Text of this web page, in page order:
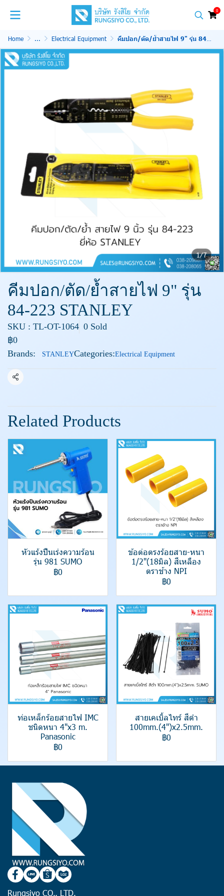
0
Home ... Electrical Equipment คีมปอก/ตัด/ย้ำสายไฟ 9" รุ่น 84-223 STANLEY
1/7
คีมปอก/ตัด/ย้ำสายไฟ 9" รุ่น
84-223 STANLEY
SKU : TL-OT-1064 0 Sold
฿0
Brands:
STANLEYCategories:Electrical Equipment
Share
Related Products
หัวแร้งปืนเร่งความร้อน
รุ่น 981 SUMO
฿0
ข้อต่อตรงร้อยสาย-หนา
1/2"(18มิล) สีเหลือง
ตราช้าง NPI
฿0
ท่อเหล็กร้อยสายไฟ IMC
ชนิดหนา 4"x3 m.
Panasonic
฿0
สายเคเบิ้ลไทร์ สีดำ
100mm.(4")x2.5mm.
฿0
Rungsiyo CO., LTD.